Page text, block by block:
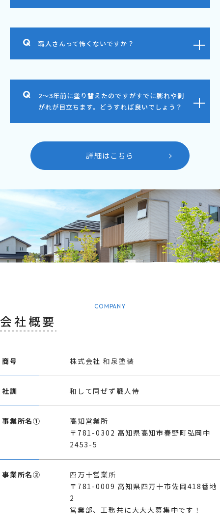
職人さんって怖くないですか？
2～3年前に塗り替えたのですがすでに膨れや剥
がれが目立ちます。どうすれば良いでしょう？
詳細はこちら
COMPANY
会社概要
商号 株式会社 和泉塗装
社訓 和して同ぜず職人侍
事業所名①
高知営業所
〒781-0302 高知県高知市春野町弘岡中
2453-5
事業所名②
四万十営業所
〒781-0009 高知県四万十市佐岡418番地
2
営業部、工務共に大大大募集中です！